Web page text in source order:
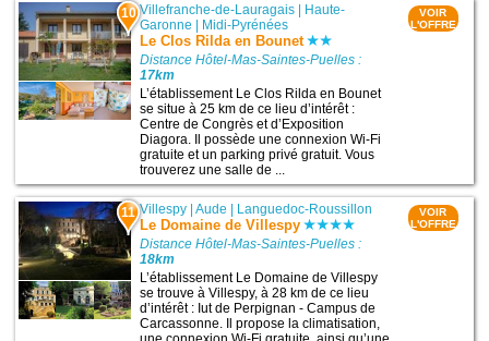
10 Villefranche-de-Lauragais | Haute-
Garonne | Midi-Pyrénées
Le Clos Rilda en Bounet
Distance Hôtel-Mas-Saintes-Puelles :
17km
L’établissement Le Clos Rilda en Bounet
se situe à 25 km de ce lieu d’intérêt :
Centre de Congrès et d’Exposition
Diagora. Il possède une connexion Wi-Fi
gratuite et un parking privé gratuit. Vous
trouverez une salle de ...
VOIR
L'OFFRE
11 Villespy |Aude | Languedoc-Roussillon
Le Domaine de Villespy
Distance Hôtel-Mas-Saintes-Puelles :
18km
L’établissement Le Domaine de Villespy
se trouve à Villespy, à 28 km de ce lieu
d’intérêt : Iut de Perpignan - Campus de
Carcassonne. Il propose la climatisation,
VOIR
L'OFFRE